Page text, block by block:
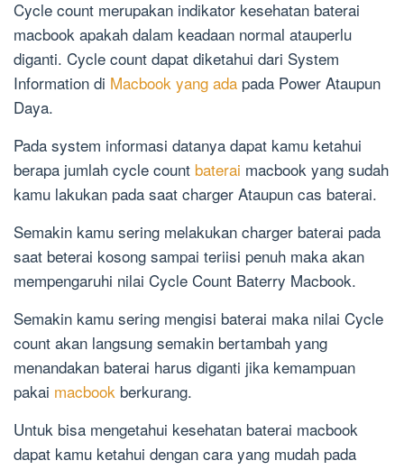
Cycle count merupakan indikator kesehatan baterai
macbook apakah dalam keadaan normal atauperlu
diganti. Cycle count dapat diketahui dari System
Information di Macbook yang ada pada Power Ataupun
Daya.
Pada system informasi datanya dapat kamu ketahui
berapa jumlah cycle count baterai macbook yang sudah
kamu lakukan pada saat charger Ataupun cas baterai.
Semakin kamu sering melakukan charger baterai pada
saat beterai kosong sampai teriisi penuh maka akan
mempengaruhi nilai Cycle Count Baterry Macbook.
Semakin kamu sering mengisi baterai maka nilai Cycle
count akan langsung semakin bertambah yang
menandakan baterai harus diganti jika kemampuan
pakai macbook berkurang.
Untuk bisa mengetahui kesehatan baterai macbook
dapat kamu ketahui dengan cara yang mudah pada